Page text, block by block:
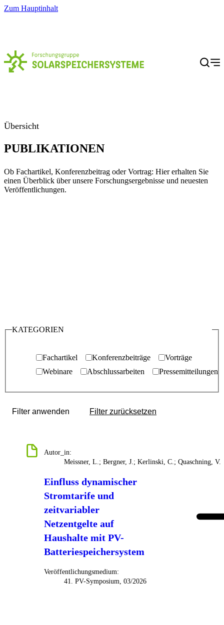
Zum Hauptinhalt
Menü
Übersicht
PUBLIKATIONEN
Ob Fachartikel, Konferenzbeitrag oder Vortrag: Hier erhalten Sie
einen Überblick über unsere Forschungsergebnisse und neuesten
Veröffentlichungen.
Filter zurücksetzen
KATEGORIEN
Fachartikel Konferenzbeiträge
Vorträge
Webinare
Abschlussarbeiten Pressemitteilungen
Filter anwenden
Autor_in:
Meissner, L.; Bergner, J.; Kerlinski, C.; Quaschning, V.
Einfluss dynamischer
Stromtarife und
zeitvariabler
Netzentgelte auf
Haushalte mit PV-
Batteriespeichersystem
Veröffentlichungsmedium:
41. PV-Symposium, 03/2026